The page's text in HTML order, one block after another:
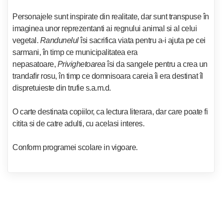
Personajele sunt inspirate din realitate, dar sunt transpuse în
imaginea unor reprezentanti ai regnului animal si al celui
vegetal. Randunelulîsi sacrifica viata pentru a-i ajuta pe cei
sarmani, în timp ce municipalitatea era
nepasatoare, Privighetoareaîsi da sangele pentru a crea un
trandafir rosu, în timp ce domnisoara careia îi era destinat îl
dispretuieste din trufie s.a.m.d.
O carte destinata copiilor, ca lectura literara, dar care poate fi
citita si de catre adulti, cu acelasi interes.
Conform programei scolare in vigoare.